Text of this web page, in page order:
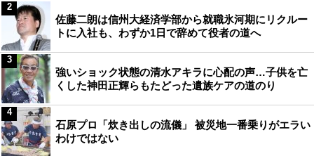
佐藤二朗は信州大経済学部から就職氷河期にリクルー
トに入社も、わずか1日で辞めて役者の道へ
2
強いショック状態の清水アキラに心配の声…子供を亡
くした神田正輝らもたどった遺族ケアの道のり
3
石原プロ「炊き出しの流儀」 被災地一番乗りがエラい
わけではない
4